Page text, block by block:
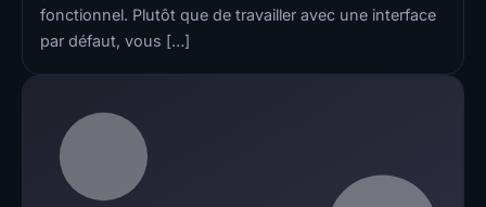
fonctionnel. Plutôt que de travailler avec une interface
par défaut, vous […]